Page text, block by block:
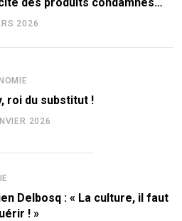
! »
2026
roi du substitut !
2026
Delbosq : « La culture, il faut
! »